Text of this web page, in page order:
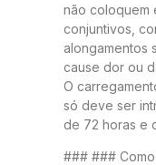
não coloquem
conjuntivos,
alongamentos
cause dor ou
O
só deve ser
de 72 horas e
### ###